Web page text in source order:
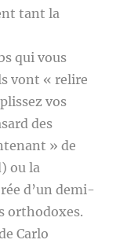
tant la
qui vous
vont « relire
vos
des
» de
ou la
d’un demi-
orthodoxes.
Carlo